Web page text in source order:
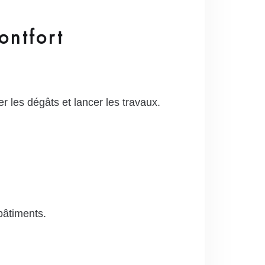
les dégâts et lancer les travaux.